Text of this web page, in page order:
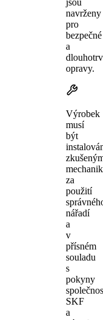
navrženy
pro
bezpečné
a
opravy.
Výrobek
musí
být
za
použití
nářadí
a
v
přísném
souladu
s
pokyny
SKF
a